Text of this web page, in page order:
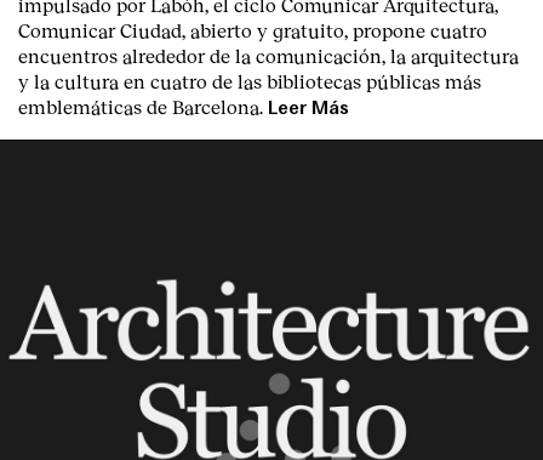
Comunicar Ciudad, abierto y gratuito, propone cuatro
encuentros alrededor de la comunicación, la arquitectura
y la cultura en cuatro de las bibliotecas públicas más
emblemáticas de Barcelona.
Leer Más